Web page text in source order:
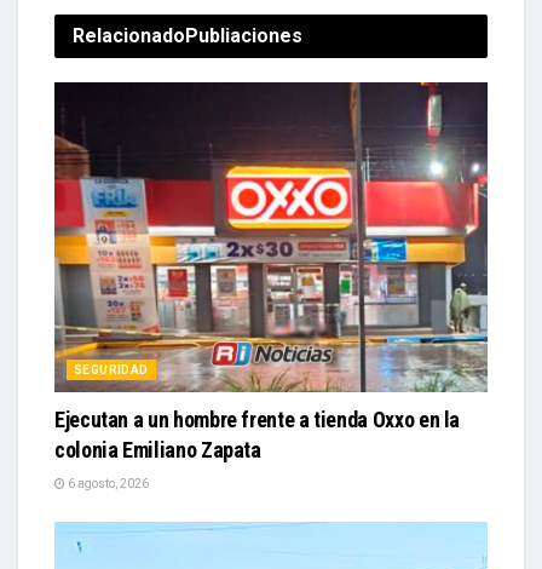
RelacionadoPubliaciones
SEGURIDAD
Ejecutan a un hombre frente a tienda Oxxo en la
colonia Emiliano Zapata
6 agosto, 2026